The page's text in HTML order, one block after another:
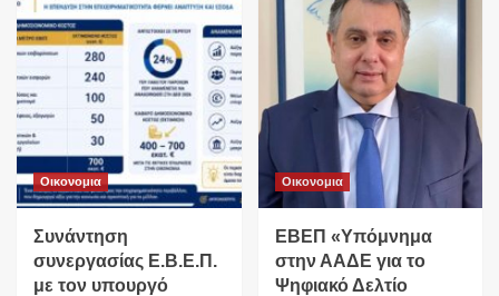
Οικονομια
Συνάντηση
συνεργασίας Ε.Β.Ε.Π.
με τον υπουργό
Οικονομια
ΕΒΕΠ «Υπόμνημα
στην ΑΑΔΕ για το
Ψηφιακό Δελτίο